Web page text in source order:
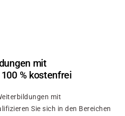
mit
% kostenfrei
mit
Sie sich in den Bereichen